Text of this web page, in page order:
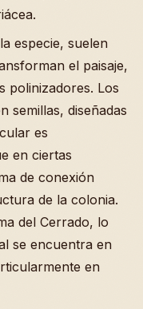
especie, suelen
el paisaje,
polinizadores. Los
semillas, diseñadas
es
en ciertas
de conexión
de la colonia.
del Cerrado, lo
se encuentra en
en